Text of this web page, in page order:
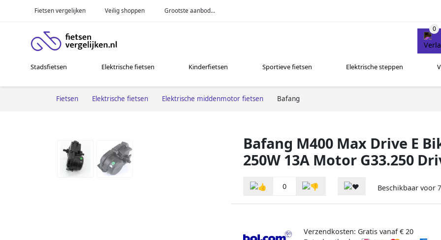
Fietsen vergelijken Veilig shoppen Grootste aanbod...
Stadsfietsen Elektrische fietsen Kinderfietsen Sportieve fietsen Elektrische steppen
Fietsen Elektrische fietsen Elektrische middenmotor fietsen Bafang
Bafang M400 Max Drive E
250W 13A Motor G33.250
0 Beschikbaar voor
Verzendkosten: Gratis vanaf € 20